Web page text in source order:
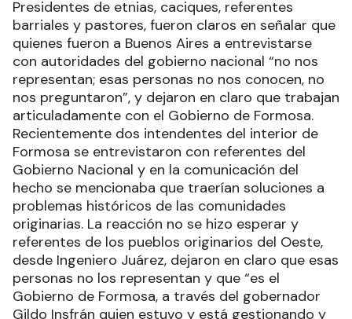
Presidentes de etnias, caciques, referentes
barriales y pastores, fueron claros en señalar que
quienes fueron a Buenos Aires a entrevistarse
con autoridades del gobierno nacional “no nos
representan; esas personas no nos conocen, no
nos preguntaron”, y dejaron en claro que trabajan
articuladamente con el Gobierno de Formosa.
Recientemente dos intendentes del interior de
Formosa se entrevistaron con referentes del
Gobierno Nacional y en la comunicación del
hecho se mencionaba que traerían soluciones a
problemas históricos de las comunidades
originarias. La reacción no se hizo esperar y
referentes de los pueblos originarios del Oeste,
desde Ingeniero Juárez, dejaron en claro que esas
personas no los representan y que “es el
Gobierno de Formosa, a través del gobernador
Gildo Insfrán quien estuvo y está gestionando y